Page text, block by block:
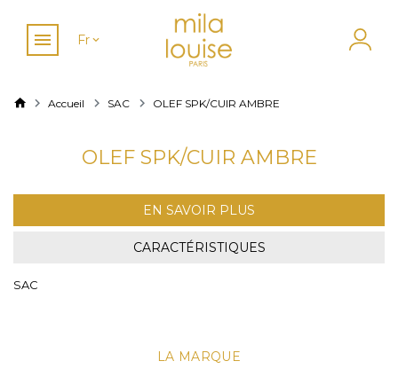
Fr
Accueil SAC OLEF SPK/CUIR AMBRE
OLEF SPK/CUIR AMBRE
EN SAVOIR PLUS
CARACTÉRISTIQUES
SAC
LA MARQUE